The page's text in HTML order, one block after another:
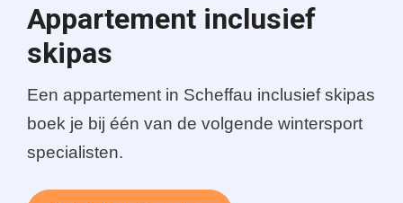
Appartement inclusief
skipas
Een appartement in Scheffau inclusief skipas
boek je bij één van de volgende wintersport
specialisten.